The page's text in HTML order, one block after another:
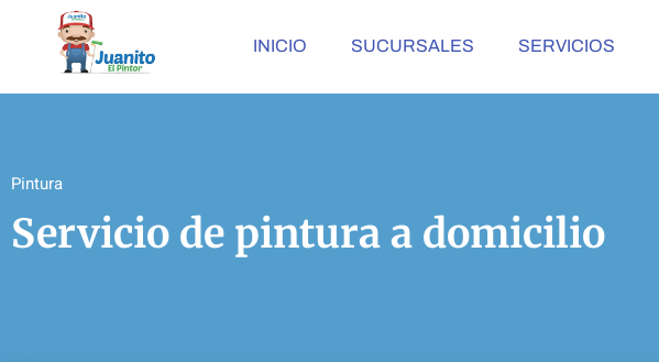
INICIO SUCURSALES SERVICIOS
Pintura
Servicio de pintura a domicilio